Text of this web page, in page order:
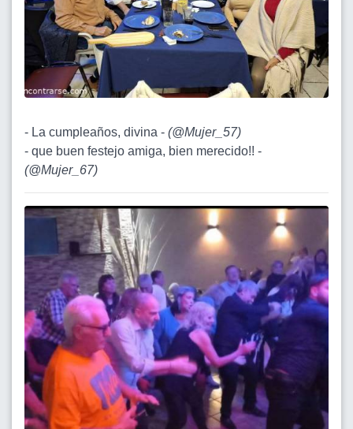
- La cumpleaños, divina - (@Mujer_57)
- que buen festejo amiga, bien merecido!! -
(@Mujer_67)